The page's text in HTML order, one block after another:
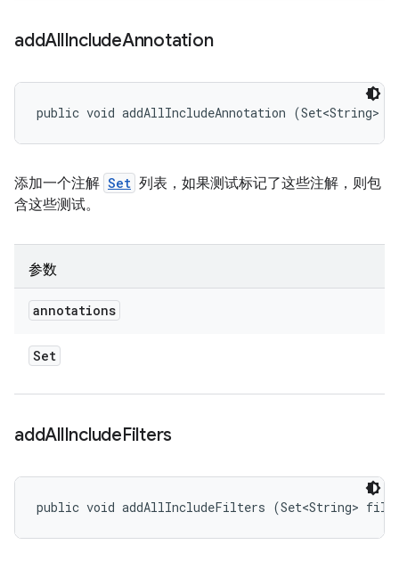
addAllIncludeAnnotation
public void addAllIncludeAnnotation (Set<String>
添加一个注解 Set 列表，如果测试标记了这些注解，则包
含这些测试。
参数
annotations
Set
addAllIncludeFilters
public void addAllIncludeFilters (Set<String>